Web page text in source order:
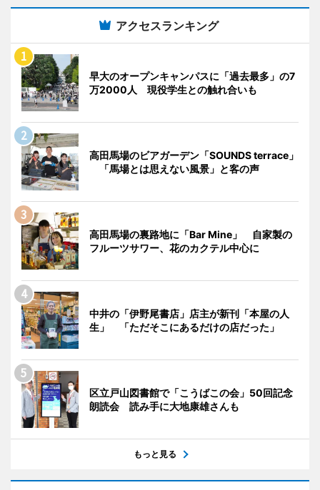
アクセスランキング
早大のオープンキャンパスに「過去最多」の7
万2000人 現役学生との触れ合いも
高田馬場のビアガーデン「SOUNDS terrace」
「馬場とは思えない風景」と客の声
高田馬場の裏路地に「Bar Mine」 自家製の
フルーツサワー、花のカクテル中心に
中井の「伊野尾書店」店主が新刊「本屋の人
生」 「ただそこにあるだけの店だった」
区立戸山図書館で「こうばこの会」50回記念
朗読会 読み手に大地康雄さんも
もっと見る